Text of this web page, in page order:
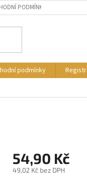
PODMÍNKY
podmínky
54,90 Kč
49,02 Kč bez DPH